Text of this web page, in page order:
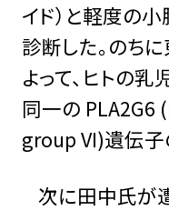
イド）と軽度の
診断した。のち
よって、ヒトの
同一の PLA2G6
group VI)遺伝子
次に田中氏が